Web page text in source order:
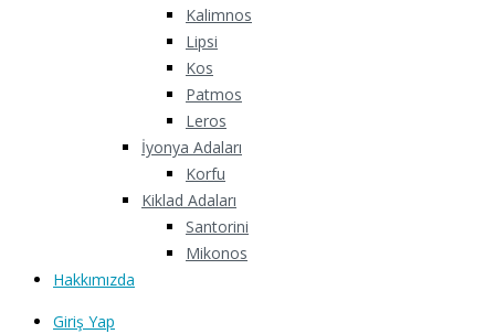
Kalimnos
Lipsi
Kos
Patmos
Leros
İyonya Adaları
Korfu
Kiklad Adaları
Santorini
Mikonos
Hakkımızda
Giriş Yap